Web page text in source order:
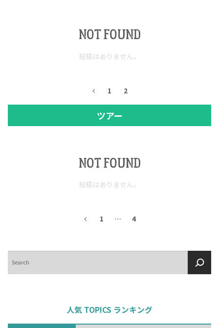
NOT FOUND
投稿はありません。
1 2
ツアー
NOT FOUND
投稿はありません。
1 … 4
索
人気 TOPICS ランキング